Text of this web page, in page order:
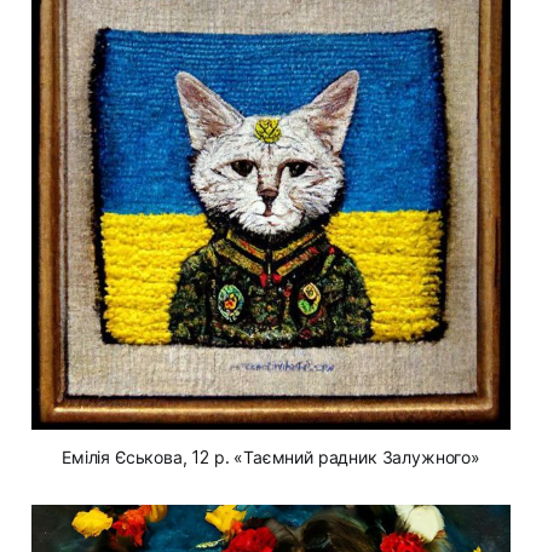
Емілія Єськова, 12 р. «Таємний радник Залужного»